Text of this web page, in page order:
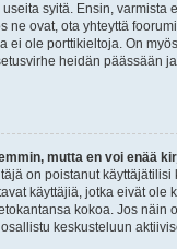
syitä. Ensin, varmista
ne ovat, ota yhteyttä
ei ole porttikieltoja. On
heidän päässään
mutta en voi enää
on poistanut käyttäjätilisi
käyttäjiä, jotka eivät ole
kokoa. Jos näin
keskusteluun